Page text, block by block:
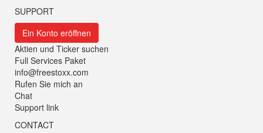
SUPPORT
Ein Konto eröffnen
Aktien und Ticker suchen
Full Services Paket
info@freestoxx.com
Rufen Sie mich an
Chat
Support link
CONTACT